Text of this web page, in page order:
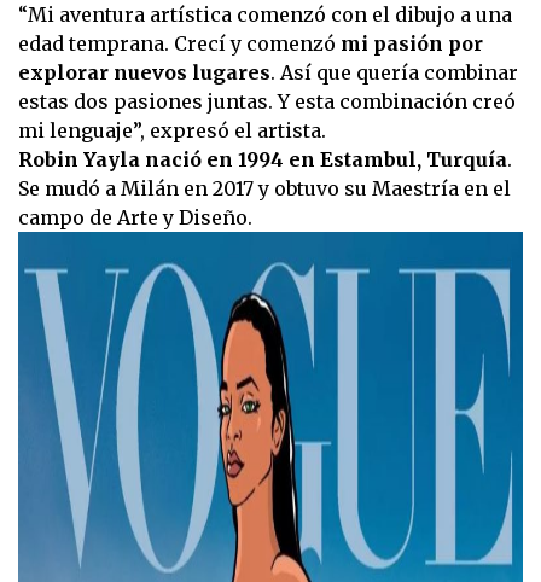
“Mi aventura artística comenzó con el dibujo a una
edad temprana. Crecí y comenzó mi pasión por
explorar nuevos lugares. Así que quería combinar
estas dos pasiones juntas. Y esta combinación creó
mi lenguaje”, expresó el artista.
Robin Yayla nació en 1994 en Estambul, Turquía.
Se mudó a Milán en 2017 y obtuvo su Maestría en el
campo de Arte y Diseño.